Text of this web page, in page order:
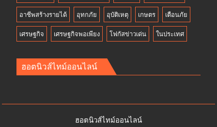
อาชีพสร้างรายได้ อุทกภัย อุบัติเหตุ เกษตร เตือนภัย
เศรษฐกิจ เศรษฐกิจพอเพียง โฟกัสข่าวเด่น ในประเทศ
ฮอตนิวส์ไทม์ออนไลน์
ฮอตนิวส์ไทม์ออนไลน์